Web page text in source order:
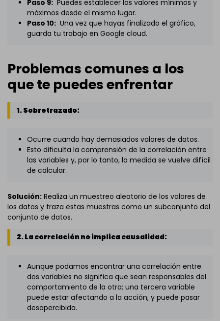
Paso 9: Puedes establecer los valores mínimos y
máximos desde el mismo lugar.
Paso 10: Una vez que hayas finalizado el gráfico,
guarda tu trabajo en Google cloud.
Problemas comunes a los
que te puedes enfrentar
1. Sobretrazado:
Ocurre cuando hay demasiados valores de datos.
Esto dificulta la comprensión de la correlación entre
las variables y, por lo tanto, la medida se vuelve difícil
de calcular.
Solución: Realiza un muestreo aleatorio de los valores de
los datos y traza estas muestras como un subconjunto del
conjunto de datos.
2. La correlación no implica causalidad:
Aunque podamos encontrar una correlación entre
dos variables no significa que sean responsables del
comportamiento de la otra; una tercera variable
puede estar afectando a la acción, y puede pasar
desapercibida.